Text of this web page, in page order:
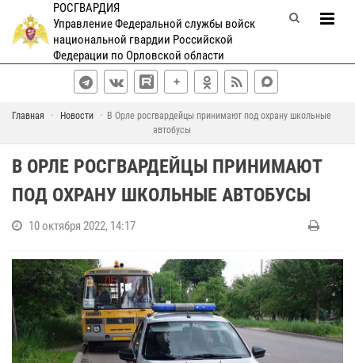
РОСГВАРДИЯ
Управление Федеральной службы войск
национальной гвардии Российской
Федерации по Орловской области
Главная Новости
В Орле росгвардейцы принимают под охрану школьные
автобусы
В ОРЛЕ РОСГВАРДЕЙЦЫ ПРИНИМАЮТ
ПОД ОХРАНУ ШКОЛЬНЫЕ АВТОБУСЫ
10 октября 2022, 14:17